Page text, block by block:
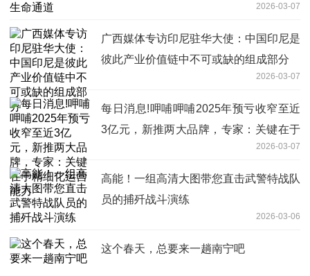
2026-03-07
广西媒体专访印尼驻华大使：中国印尼是
彼此产业价值链中不可或缺的组成部分
2026-03-07
每日消息!呷哺呷哺2025年预亏收窄至近
3亿元，新推两大品牌，专家：关键在于
2026-03-07
高能！一组高清大图带您直击武警特战队
员的捕歼战斗演练
2026-03-06
这个春天，总要来一趟南宁吧